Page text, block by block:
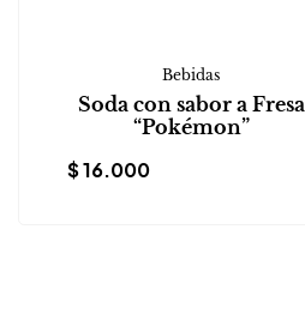
Bebidas
Soda con sabor a Fresa
“Pokémon”
$16.000